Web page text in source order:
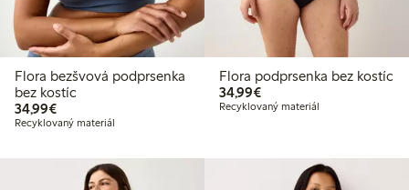
Flora bezšvová podprsenka
bez kostíc
34,99€34,99 €
Recyklovaný materiál
Flora podprsenka bez kostíc
34,99€34,99 €
Recyklovaný materiál